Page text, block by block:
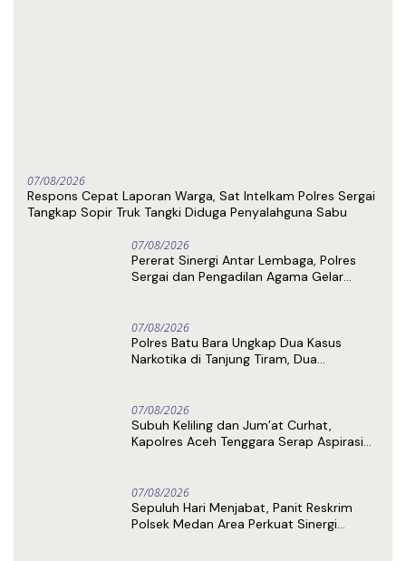
07/08/2026
Respons Cepat Laporan Warga, Sat Intelkam Polres Sergai
Tangkap Sopir Truk Tangki Diduga Penyalahguna Sabu
07/08/2026
Pererat Sinergi Antar Lembaga, Polres
Sergai dan Pengadilan Agama Gelar
07/08/2026
Polres Batu Bara Ungkap Dua Kasus
Narkotika di Tanjung Tiram, Dua
07/08/2026
Subuh Keliling dan Jum’at Curhat,
Kapolres Aceh Tenggara Serap Aspirasi
07/08/2026
Sepuluh Hari Menjabat, Panit Reskrim
Polsek Medan Area Perkuat Sinergi